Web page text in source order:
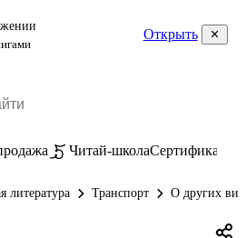
Открыть
Читай-школаСертификаты
литература Транспорт О других